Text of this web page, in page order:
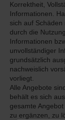
Korrektheit,
Informationen.
sich auf
durch die
Informationen
unvollständiger
grundsätzlich
nachweislich
vorliegt.
Alle Angebote
behält es sich
gesamte
zu ergänzen, zu